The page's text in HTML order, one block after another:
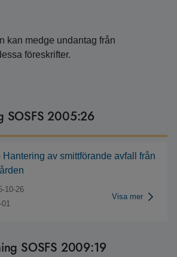
kan medge undantag från
föreskrifter.
SOSFS 2005:26
av smittförande avfall från
10-26
01
Visa mer
SOSFS 2009:19